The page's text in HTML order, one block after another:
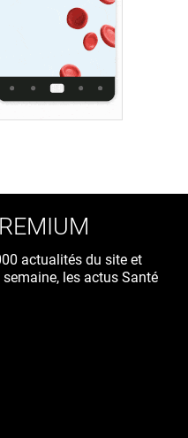
actualités du site et
les actus Santé